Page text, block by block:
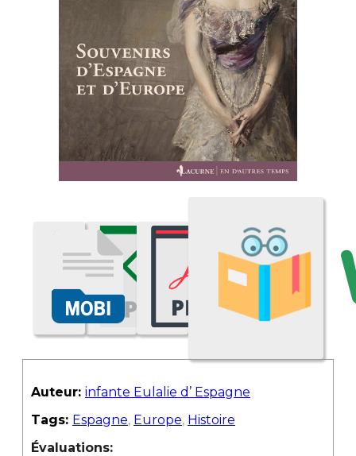
Auteur: infante Eulalie d’ Espagne
Tags: Espagne, Europe, Histoire
Évaluations: